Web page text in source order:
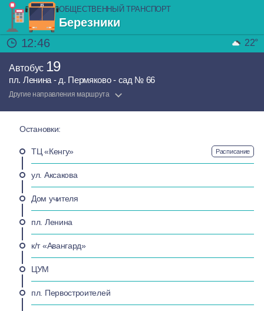
ОБЩЕСТВЕННЫЙ ТРАНСПОРТ
Березники
12:46
22°
Автобус 19
пл. Ленина - д. Пермяково - сад № 66
Другие направления маршрута
Остановки:
ТЦ «Кенгу» Расписание
ул. Аксакова
Дом учителя
пл. Ленина
к/т «Авангард»
ЦУМ
пл. Первостроителей